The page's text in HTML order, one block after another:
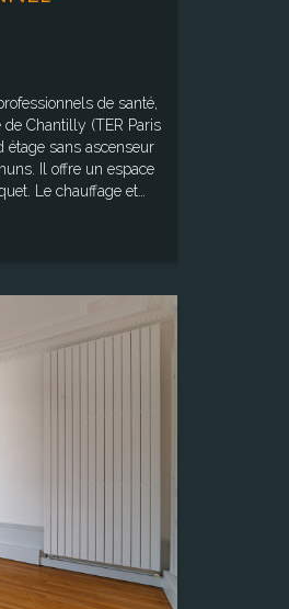
Chantilly (TER Paris
étage sans ascenseur
Il offre un espace
et
disponibles sur le
17,85 m²